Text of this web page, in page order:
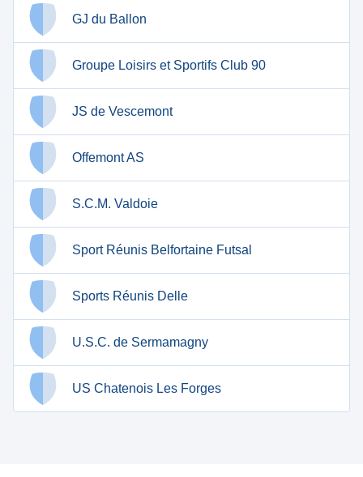
GJ du Ballon
Groupe Loisirs et Sportifs Club 90
JS de Vescemont
Offemont AS
S.C.M. Valdoie
Sport Réunis Belfortaine Futsal
Sports Réunis Delle
U.S.C. de Sermamagny
US Chatenois Les Forges